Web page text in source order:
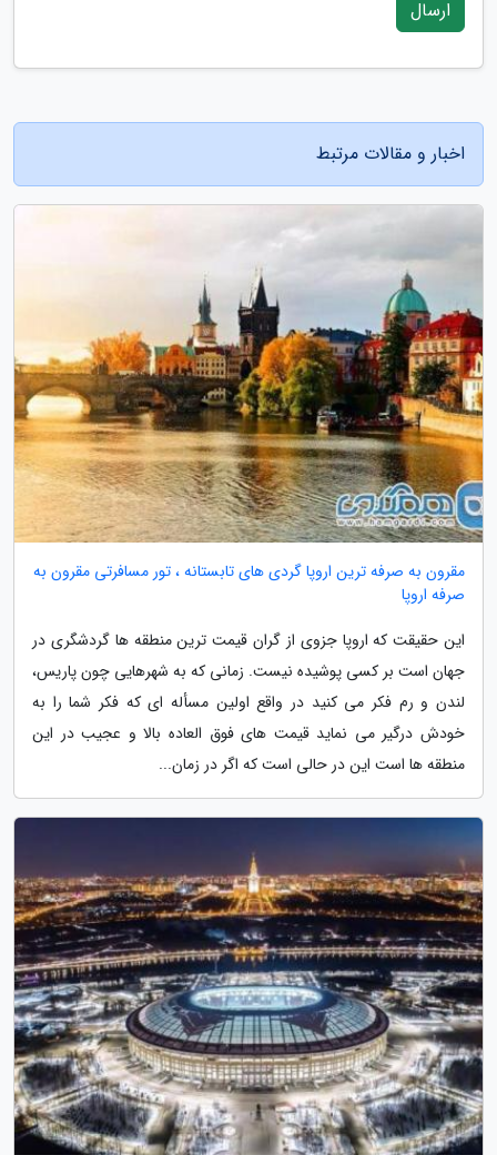
ارسال
اخبار و مقالات مرتبط
مقرون به صرفه ترین اروپا گردی های تابستانه ، تور مسافرتی مقرون به
صرفه اروپا
این حقیقت که اروپا جزوی از گران قیمت ترین منطقه ها گردشگری در
جهان است بر کسی پوشیده نیست. زمانی که به شهرهایی چون پاریس،
لندن و رم فکر می کنید در واقع اولین مسأله ای که فکر شما را به
خودش درگیر می نماید قیمت های فوق العاده بالا و عجیب در این
منطقه ها است این در حالی است که اگر در زمان...